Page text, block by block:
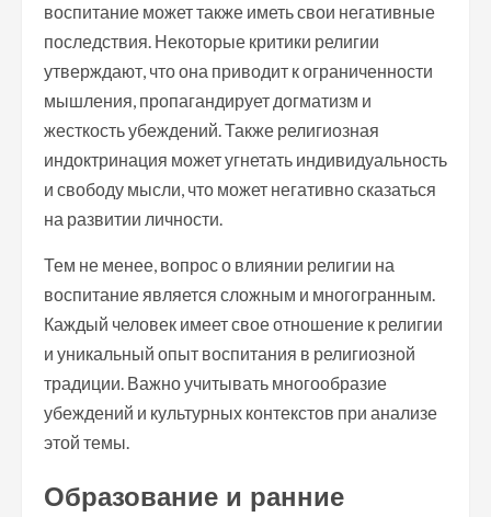
воспитание может также иметь свои негативные
последствия. Некоторые критики религии
утверждают, что она приводит к ограниченности
мышления, пропагандирует догматизм и
жесткость убеждений. Также религиозная
индоктринация может угнетать индивидуальность
и свободу мысли, что может негативно сказаться
на развитии личности.
Тем не менее, вопрос о влиянии религии на
воспитание является сложным и многогранным.
Каждый человек имеет свое отношение к религии
и уникальный опыт воспитания в религиозной
традиции. Важно учитывать многообразие
убеждений и культурных контекстов при анализе
этой темы.
Образование и ранние